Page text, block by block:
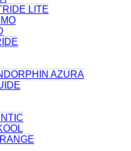
LITE
AZURA